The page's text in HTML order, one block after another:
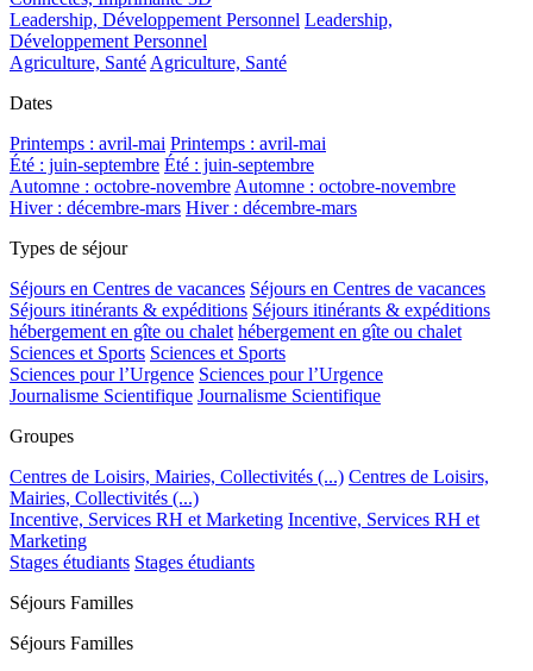
Leadership, Développement Personnel Leadership,
Développement Personnel
Agriculture, Santé Agriculture, Santé
Dates
Printemps : avril-mai Printemps : avril-mai
Été : juin-septembre Été : juin-septembre
Automne : octobre-novembre Automne : octobre-novembre
Hiver : décembre-mars Hiver : décembre-mars
Types de séjour
Séjours en Centres de vacances Séjours en Centres de vacances
Séjours itinérants & expéditions Séjours itinérants & expéditions
hébergement en gîte ou chalet hébergement en gîte ou chalet
Sciences et Sports Sciences et Sports
Sciences pour l’Urgence Sciences pour l’Urgence
Journalisme Scientifique Journalisme Scientifique
Groupes
Centres de Loisirs, Mairies, Collectivités (...) Centres de Loisirs,
Mairies, Collectivités (...)
Incentive, Services RH et Marketing Incentive, Services RH et
Marketing
Stages étudiants Stages étudiants
Séjours Familles
Séjours Familles